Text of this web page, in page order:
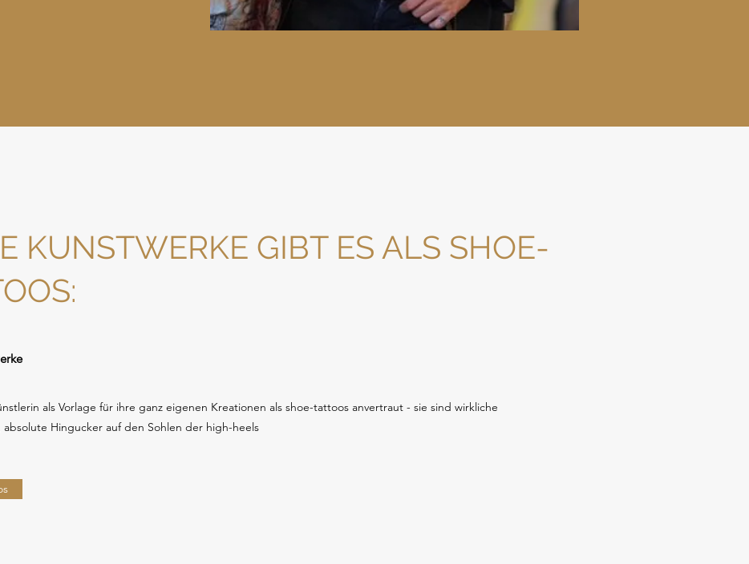
KUNSTWERKE GIBT ES ALS SHOE-
als Vorlage für ihre ganz eigenen Kreationen als shoe-tattoos anvertraut - sie sind wirkliche
absolute Hingucker auf den Sohlen der high-heels